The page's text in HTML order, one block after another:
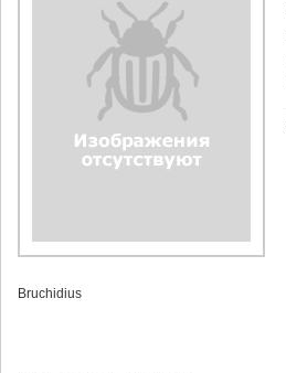
Bruchidius